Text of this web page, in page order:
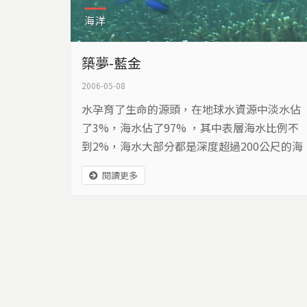
海洋
築夢-藍金
2006-05-08
水孕育了生命的源頭，在地球水資源中淡水佔
了3%，海水佔了97% ，其中表層海水比例不
到2%，海水大部分都是深度超過200公尺的海
洋深層水。深層海水過去不見天日，千萬年來
緩慢隨著潮流移動，但21世紀一項被稱為藍金
閱讀更多